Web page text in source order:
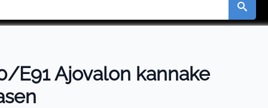
E91 Ajovalon kannake